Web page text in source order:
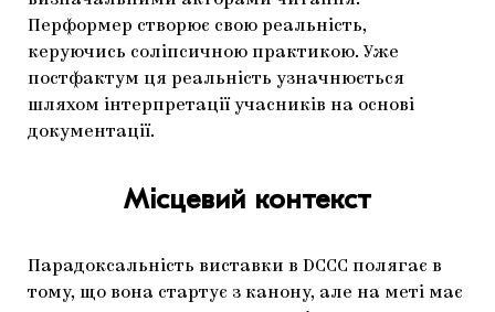
Перформер створює свою реальність,
керуючись соліпсичною практикою. Уже
постфактум ця реальність узначнюється
шляхом інтерпретації учасників на основі
документації.
Місцевий контекст
Парадоксальність виставки в DCCC полягає в
тому, що вона стартує з канону, але на меті має